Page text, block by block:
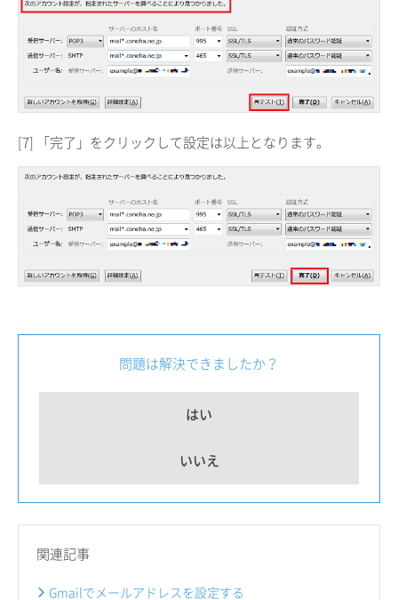
[7] 「完了」をクリックして設定は以上となります。
問題は解決できましたか？
はい
いいえ
関連記事
Gmailでメールアドレスを設定する